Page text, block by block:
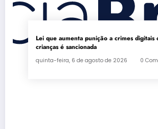
Lei que aumenta punição a crimes digitais
crianças é sancionada
quinta-feira, 6 de agosto de 2026 0